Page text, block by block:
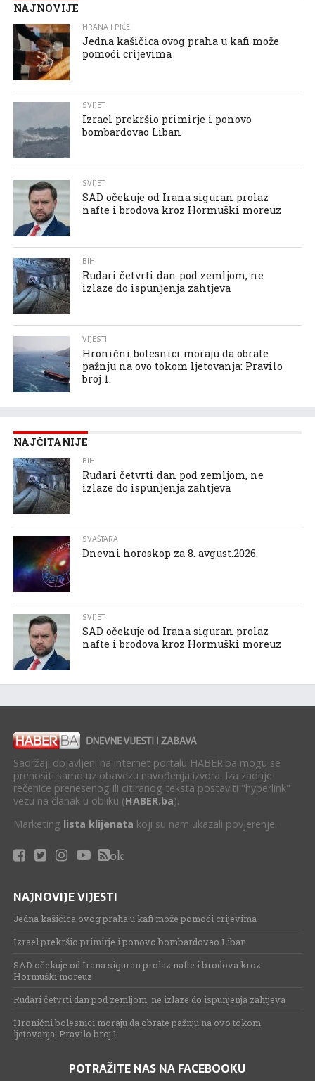
NAJNOVIJE
HRANA I PIĆE
Jedna kašičica ovog praha u kafi može
pomoći crijevima
SVIJET
Izrael prekršio primirje i ponovo
bombardovao Liban
SVIJET
SAD očekuje od Irana siguran prolaz
nafte i brodova kroz Hormuški moreuz
BIH
Rudari četvrti dan pod zemljom, ne
izlaze do ispunjenja zahtjeva
VIJESTI
Hronični bolesnici moraju da obrate
pažnju na ovo tokom ljetovanja: Pravilo
broj 1.
NAJČITANIJE
BIH
Rudari četvrti dan pod zemljom, ne
izlaze do ispunjenja zahtjeva
SVAŠTARA
Dnevni horoskop za 8. avgust.2026.
SVIJET
SAD očekuje od Irana siguran prolaz
nafte i brodova kroz Hormuški moreuz
Sadržaji objavljeni na internet portalu HABER.ba mogu se
prenositi samo uz obavezu navođenja izvora. Iza zadnje
rečenice prenesenog ili citiranog teksta postaviti "hyperlink"
vezu na članak u obliku (HABER.ba).
Marketing lista klijenata koji su nam ukazali povjerenje.
ok
NAJNOVIJE VIJESTI
Jedna kašičica ovog praha u kafi može pomoći crijevima
Izrael prekršio primirje i ponovo bombardovao Liban
SAD očekuje od Irana siguran prolaz nafte i brodova kroz
Hormuški moreuz
Rudari četvrti dan pod zemljom, ne izlaze do ispunjenja zahtjeva
Hronični bolesnici moraju da obrate pažnju na ovo tokom
ljetovanja: Pravilo broj 1.
POTRAŽITE NAS NA FACEBOOKU